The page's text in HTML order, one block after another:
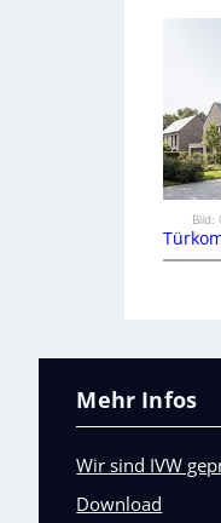
Bild:
Mehr Infos
Wir sind IVW
Download